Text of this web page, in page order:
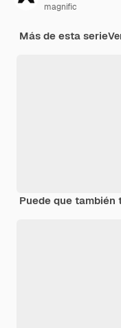
magnific
Más de esta serie
Puede que